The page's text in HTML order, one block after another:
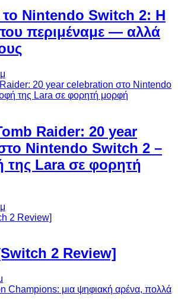
το Nintendo Switch 2: Η
περιμέναμε — αλλά
Raider: 20 year
Nintendo Switch 2 –
της Lara σε φορητή
2 Review]